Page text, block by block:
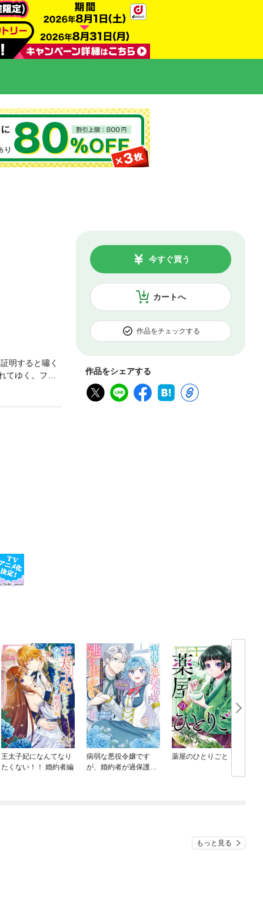
カートへ
今すぐ買う
作品をチェックする
作品をシェアする
明すると嘯く
ゆく。フェ
王太子妃になんてなり
たくない！！ 婚約者編
病弱な悪役令嬢です
が、婚約者が過保護す
薬屋のひとりごと
もっと見る